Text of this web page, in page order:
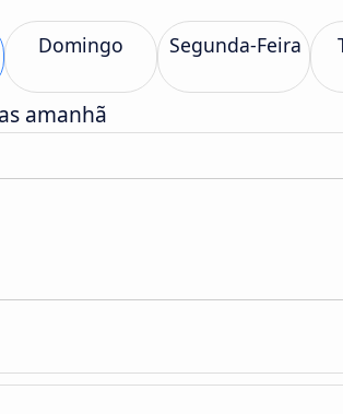
Domingo Segunda-Feira
amanhã